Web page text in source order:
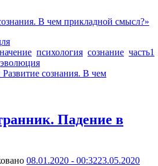
В чем прикладной смысл?»
психология сознание часть1
эволюция
Развитие сознания. В чем
Падение в
08.01.2020 - 00:3223.05.2020